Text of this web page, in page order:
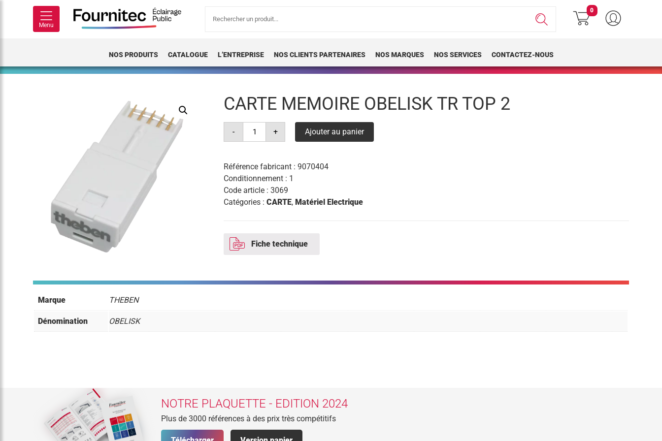
Menu
pour :
0
NOS PRODUITS CATALOGUE L’ENTREPRISE NOS CLIENTS PARTENAIRES NOS MARQUES NOS SERVICES CONTACTEZ-NOUS
CARTE MEMOIRE OBELISK TR TOP 2
-
quantité
carte
tr
top
2
+ Ajouter au panier
Référence fabricant :9070404
Conditionnement : 1
Code article :3069
Catégories :CARTE,Matériel Electrique
Fiche technique
Marque THEBEN
Dénomination OBELISK
NOTRE PLAQUETTE - EDITION 2024
Plus de 3000 références à des prix très compétitifs